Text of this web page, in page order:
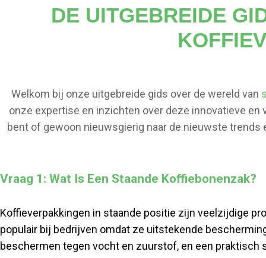
DE UITGEBREIDE
Welkom bij onze uitgebreide gids over de wereld van
onze expertise en inzichten over deze innovatieve
bent of gewoon nieuwsgierig naar de nieuwste
Vraag 1: Wat Is Een Staande Koffiebonenzak?
Koffieverpakkingen in staande positie zijn veelzijdige
populair bij bedrijven omdat ze uitstekende
beschermen tegen vocht en zuurstof, en een